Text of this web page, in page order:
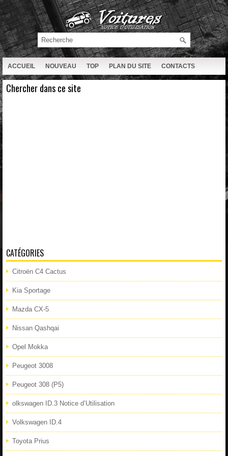
ACCUEIL NOUVEAU TOP PLAN DU SITE CONTACTS
RECHERCHE
Chercher dans ce site
CATÉGORIES
Citroën C4 Cactus
Kia Sportage
Mazda CX-5
Nissan Qashqai
Opel Mokka
Peugeot 3008
Peugeot 308 (P5)
olkswagen ID.3 Notice d’Utilisation
Volkswagen ID.4
Toyota Prius